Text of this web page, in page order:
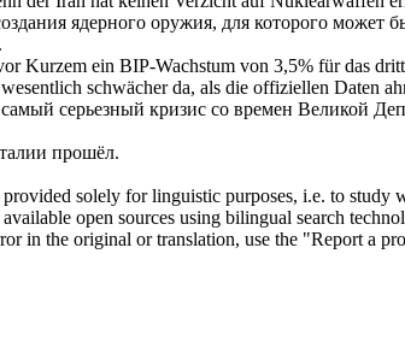
ядерного оружия, для которого
.
ein BIP-Wachstum von 3,5% für das
schwächer da, als die offiziellen Daten
серьезный кризис со времен Великой
прошёл.
solely for linguistic purposes, i.e. to study
open sources using bilingual search
in the original or translation, use the "Report a